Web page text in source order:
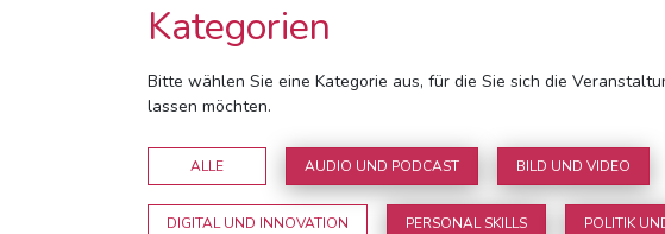
Kategorien
Bitte wählen Sie eine Kategorie aus, für die Sie sich die
lassen möchten.
ALLE AUDIO UND PODCAST BILD UND VIDEO
DIGITAL UND INNOVATION PERSONAL SKILLS POLITIK